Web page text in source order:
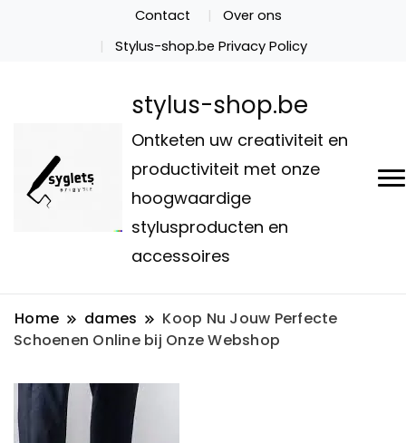
Contact
Over ons
Stylus-shop.be Privacy Policy
stylus-shop.be
Ontketen uw creativiteit en
productiviteit met onze
hoogwaardige
stylusproducten en
accessoires
Home dames
Koop Nu Jouw Perfecte
Schoenen Online bij Onze Webshop